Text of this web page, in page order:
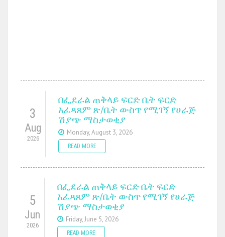
3
Aug
2026
በፌደራል ጠቅላይ ፍርድ ቤት ፍርድ
አፈጻጸም ጽ/ቤት ውስጥ የሚገኝ የሀራጅ
ሽያጭ ማስታወቂያ
Monday, August 3, 2026
READ MORE
5
Jun
2026
በፌደራል ጠቅላይ ፍርድ ቤት ፍርድ
አፈጻጸም ጽ/ቤት ውስጥ የሚገኝ የሀራጅ
ሽያጭ ማስታወቂያ
Friday, June 5, 2026
READ MORE